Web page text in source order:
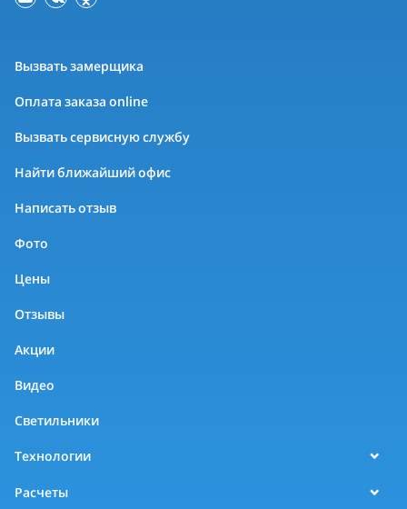
Вызвать замерщика
Оплата заказа online
Вызвать сервисную службу
Найти ближайший офис
Написать отзыв
Фото
Цены
Отзывы
Акции
Видео
Светильники
Технологии
Расчеты